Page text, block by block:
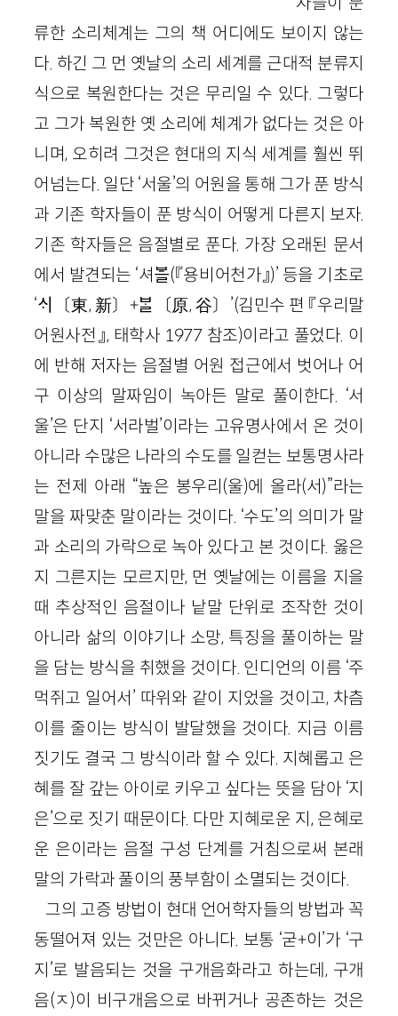
류한 소리체계는 그의 책 어디에도 보이지 않는
다. 하긴 그 먼 옛날의 소리 세계를 근대적 분류지
식으로 복원한다는 것은 무리일 수 있다. 그렇다
고 그가 복원한 옛 소리에 체계가 없다는 것은 아
니며, 오히려 그것은 현대의 지식 세계를 훨씬 뛰
어넘는다. 일단 ‘서울’의 어원을 통해 그가 푼 방식
과 기존 학자들이 푼 방식이 어떻게 다른지 보자.
기존 학자들은 음절별로 푼다. 가장 오래된 문서
에서 발견되는 ‘셔ᄫᅳᆯ(『용비어천가』)’ 등을 기초로
‘ᄉᆡ〔東, 新〕+ᄇᆞᆯ〔原, 谷〕’(김민수 편 『우리말
어원사전』, 태학사 1977 참조)이라고 풀었다. 이
에 반해 저자는 음절별 어원 접근에서 벗어나 어
구 이상의 말짜임이 녹아든 말로 풀이한다. ‘서
울’은 단지 ‘서라벌’이라는 고유명사에서 온 것이
아니라 수많은 나라의 수도를 일컫는 보통명사라
는 전제 아래 “높은 봉우리(울)에 올라(서)”라는
말을 짜맞춘 말이라는 것이다. ‘수도’의 의미가 말
과 소리의 가락으로 녹아 있다고 본 것이다. 옳은
지 그른지는 모르지만, 먼 옛날에는 이름을 지을
때 추상적인 음절이나 낱말 단위로 조작한 것이
아니라 삶의 이야기나 소망, 특징을 풀이하는 말
을 담는 방식을 취했을 것이다. 인디언의 이름 ‘주
먹쥐고 일어서’ 따위와 같이 지었을 것이고, 차츰
이를 줄이는 방식이 발달했을 것이다. 지금 이름
짓기도 결국 그 방식이라 할 수 있다. 지혜롭고 은
혜를 잘 갚는 아이로 키우고 싶다는 뜻을 담아 ‘지
은’으로 짓기 때문이다. 다만 지혜로운 지, 은혜로
운 은이라는 음절 구성 단계를 거침으로써 본래
말의 가락과 풀이의 풍부함이 소멸되는 것이다.
그의 고증 방법이 현대 언어학자들의 방법과 꼭
동떨어져 있는 것만은 아니다. 보통 ‘굳+이’가 ‘구
지’로 발음되는 것을 구개음화라고 하는데, 구개
음(ㅈ)이 비구개음으로 바뀌거나 공존하는 것은